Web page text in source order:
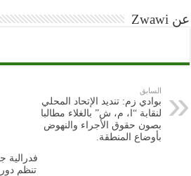
عن Zwawi
السابق
بوادي زم: تنديد الإتحاد المحلي
لنقابة “ا، م، ش” بالغلاء مطالبا
بصون حقوق الأجراء والنهوض
بأوضاع المنطقة.
فدرالية
تنظم